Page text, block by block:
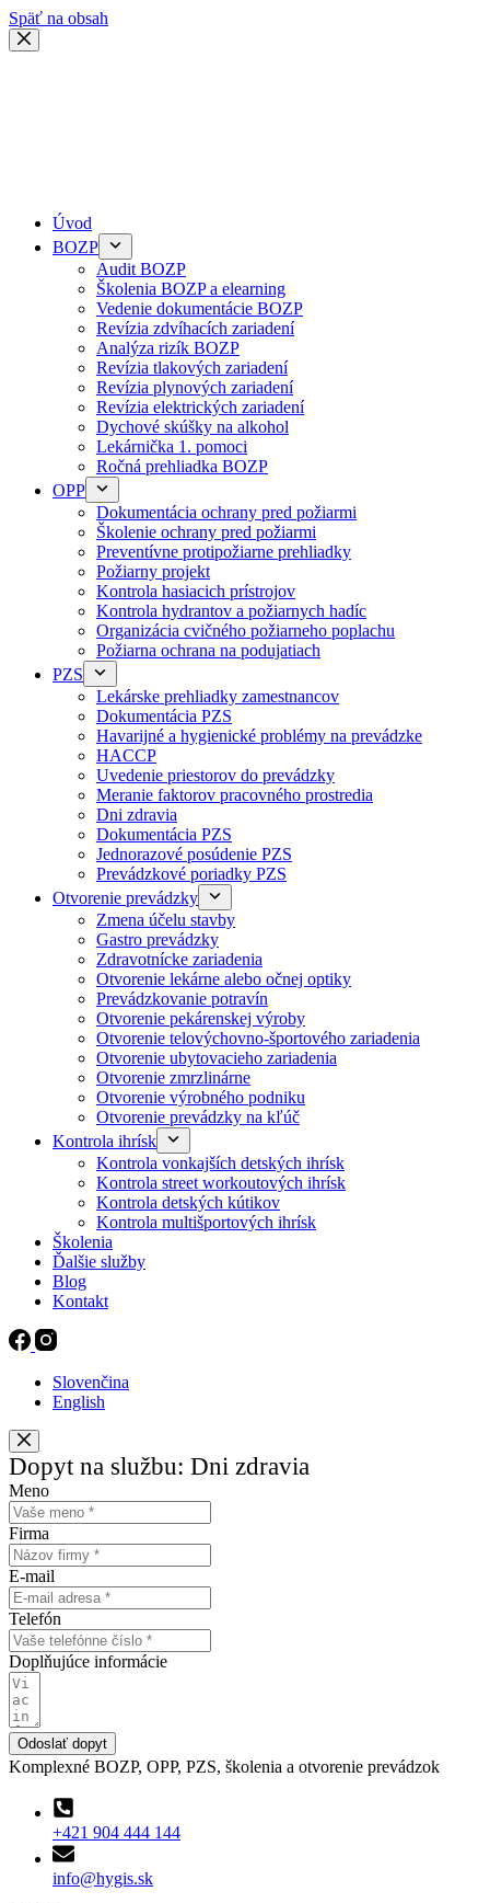
Späť na obsah
Úvod
BOZP
Audit BOZP
Školenia BOZP a elearning
Vedenie dokumentácie BOZP
Revízia zdvíhacích zariadení
Analýza rizík BOZP
Revízia tlakových zariadení
Revízia plynových zariadení
Revízia elektrických zariadení
Dychové skúšky na alkohol
Lekárnička 1. pomoci
Ročná prehliadka BOZP
OPP
Dokumentácia ochrany pred požiarmi
Školenie ochrany pred požiarmi
Preventívne protipožiarne prehliadky
Požiarny projekt
Kontrola hasiacich prístrojov
Kontrola hydrantov a požiarnych hadíc
Organizácia cvičného požiarneho poplachu
Požiarna ochrana na podujatiach
PZS
Lekárske prehliadky zamestnancov
Dokumentácia PZS
Havarijné a hygienické problémy na prevádzke
HACCP
Uvedenie priestorov do prevádzky
Meranie faktorov pracovného prostredia
Dni zdravia
Dokumentácia PZS
Jednorazové posúdenie PZS
Prevádzkové poriadky PZS
Otvorenie prevádzky
Zmena účelu stavby
Gastro prevádzky
Zdravotnícke zariadenia
Otvorenie lekárne alebo očnej optiky
Prevádzkovanie potravín
Otvorenie pekárenskej výroby
Otvorenie telovýchovno-športového zariadenia
Otvorenie ubytovacieho zariadenia
Otvorenie zmrzlinárne
Otvorenie výrobného podniku
Otvorenie prevádzky na kľúč
Kontrola ihrísk
Kontrola vonkajších detských ihrísk
Kontrola street workoutových ihrísk
Kontrola detských kútikov
Kontrola multišportových ihrísk
Školenia
Ďalšie služby
Blog
Kontakt
Slovenčina
English
Dopyt na službu: Dni zdravia
Meno
Firma
E-mail
Telefón
Doplňujúce informácie
Odoslať dopyt
Komplexné BOZP, OPP, PZS, školenia a otvorenie prevádzok
+421 904 444 144
info@hygis.sk